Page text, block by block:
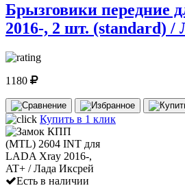
Брызговики передние
2016-, 2 шт. (standard) /
1180
Купить в 1 клик
Есть в наличии